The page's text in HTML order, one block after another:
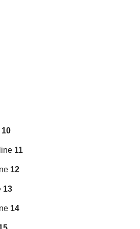
10
11
12
13
14